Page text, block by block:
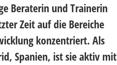
Beraterin und Trainerin
Zeit auf die Bereiche
konzentriert. Als
Spanien, ist sie aktiv mit